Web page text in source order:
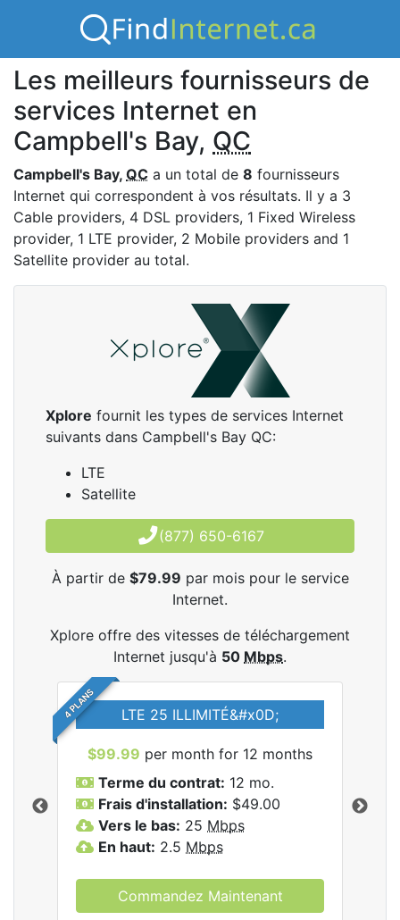
Les meilleurs fournisseurs de
services Internet en
Campbell's Bay, QC
Campbell's Bay, QC a un total de 8 fournisseurs
Internet qui correspondent à vos résultats. Il y a 3
Cable providers, 4 DSL providers, 1 Fixed Wireless
provider, 1 LTE provider, 2 Mobile providers and 1
Satellite provider au total.
Xplore fournit les types de services Internet
suivants dans Campbell's Bay QC:
LTE
Satellite
(877) 650-6167
À partir de $79.99 par mois pour le service
Internet.
Xplore offre des vitesses de téléchargement
Internet jusqu'à 50 Mbps.
4 PLANS LTE 25 ILLIMITÉ&#x0D;
$99.99 per month for 12 months
Terme du contrat: 12 mo.
Frais d'installation: $49.00
Vers le bas: 25 Mbps
En haut: 2.5 Mbps
Commandez Maintenant